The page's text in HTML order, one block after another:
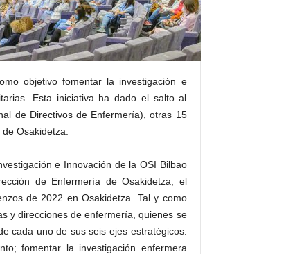
objetivo fomentar la investigación e
Esta iniciativa ha dado el salto al
de Directivos de Enfermería), otras 15
Osakidetza.
e Innovación de la OSI Bilbao
de Enfermería de Osakidetza, el
de 2022 en Osakidetza. Tal y como
y direcciones de enfermería, quienes se
cada uno de sus seis ejes estratégicos:
fomentar la investigación enfermera